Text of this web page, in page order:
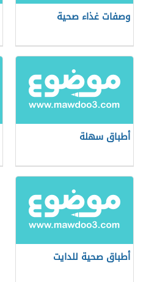
وصفات غذاء صحية
أطباق سهلة
أطباق صحية للدايت